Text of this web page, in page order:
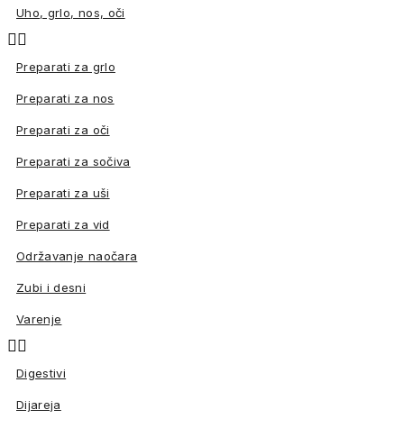
Uho, grlo, nos, oči

Preparati za grlo
Preparati za nos
Preparati za oči
Preparati za sočiva
Preparati za uši
Preparati za vid
Održavanje naočara
Zubi i desni
Varenje

Digestivi
Dijareja